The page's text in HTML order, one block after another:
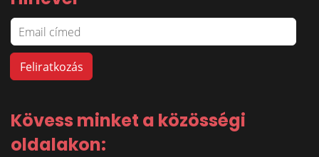
Kövess minket a közösségi
oldalakon: